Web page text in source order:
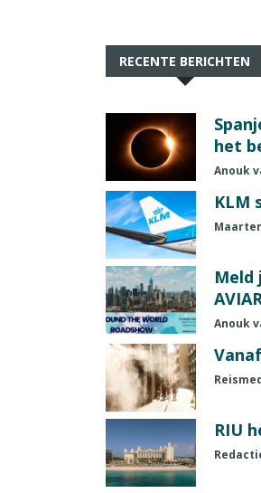
RECENTE BERICHTEN
het
Anouk
KLM
Meld
Anouk
RIU